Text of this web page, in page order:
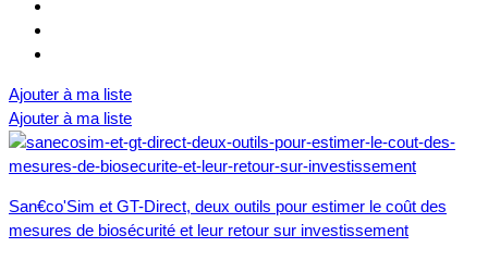
Ajouter à ma liste
Ajouter à ma liste
San€co'Sim et GT-Direct, deux outils pour estimer le coût des
mesures de biosécurité et leur retour sur investissement